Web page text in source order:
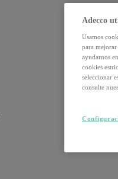
Adecco
Usamos
para
ayudarnos
cookies
seleccionar
consulte